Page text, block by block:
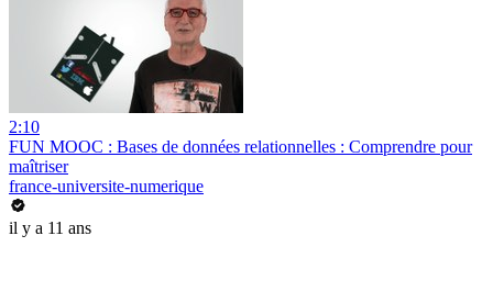
2:10
FUN MOOC : Bases de données relationnelles : Comprendre pour
maîtriser
france-universite-numerique
il y a 11 ans